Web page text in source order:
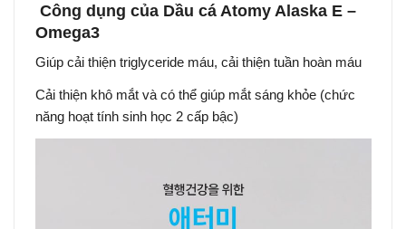
Công dụng của Dầu cá Atomy Alaska E –
Omega3
Giúp cải thiện triglyceride máu, cải thiện tuần hoàn máu
Cải thiện khô mắt và có thể giúp mắt sáng khỏe (chức
năng hoạt tính sinh học 2 cấp bậc)